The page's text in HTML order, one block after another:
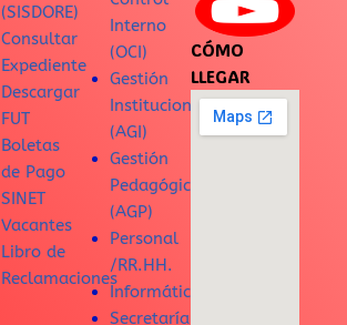
(SISDORE)
Consultar
Expediente
Descargar
FUT
Boletas
de Pago
SINET
Vacantes
Libro de
Reclamaciones
Interno
(OCI)
Gestión
Institucional
(AGI)
Gestión
Pedagógica
(AGP)
Personal
/RR.HH.
Informática
Secretaría
CÓMO
LLEGAR